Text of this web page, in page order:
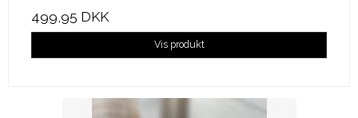
499,95 DKK
Vis produkt